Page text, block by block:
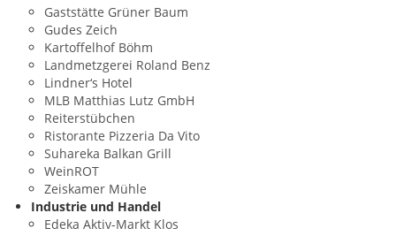
Gaststätte Grüner Baum
Gudes Zeich
Kartoffelhof Böhm
Landmetzgerei Roland Benz
Lindner‘s Hotel
MLB Matthias Lutz GmbH
Reiterstübchen
Ristorante Pizzeria Da Vito
Suhareka Balkan Grill
WeinROT
Zeiskamer Mühle
Industrie und Handel
Edeka Aktiv-Markt Klos